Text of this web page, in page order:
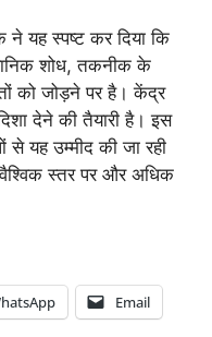
ने यह स्पष्ट कर दिया कि
शोध, तकनीक के
को जोड़ने पर है। केंद्र
देने की तैयारी है। इस
यह उम्मीद की जा रही
स्तर पर और अधिक
Email